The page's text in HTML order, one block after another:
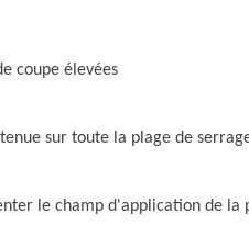
coupe élevées
sur toute la plage de
le champ d'application de la